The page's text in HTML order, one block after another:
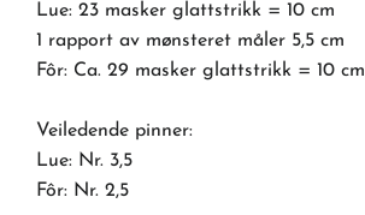
Lue: 23 masker glattstrikk = 10 cm
1 rapport av mønsteret måler 5,5 cm
Fôr: Ca. 29 masker glattstrikk = 10 cm
Veiledende pinner:
Lue: Nr. 3,5
Fôr: Nr. 2,5